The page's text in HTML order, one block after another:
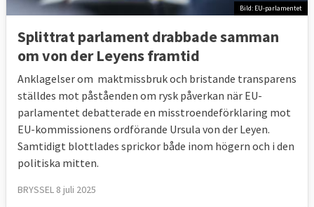
Bild: EU-parlamentet
Splittrat parlament drabbade samman
om von der Leyens framtid
Anklagelser om maktmissbruk och bristande transparens
ställdes mot påståenden om rysk påverkan när EU-
parlamentet debatterade en misstroendeförklaring mot
EU-kommissionens ordförande Ursula von der Leyen.
Samtidigt blottlades sprickor både inom högern och i den
politiska mitten.
BRYSSEL 8 juli 2025